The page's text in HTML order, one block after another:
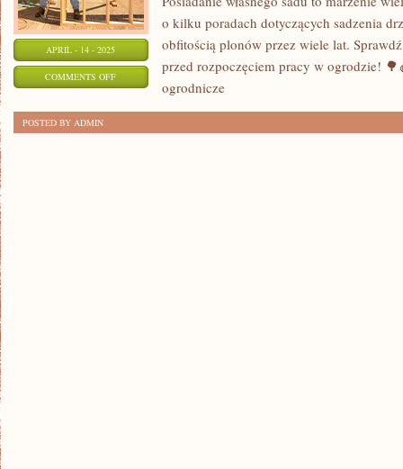
APRIL - 14 - 2025
COMMENTS OFFON
o kilku poradach dotyczących sadzenia
obfitością plonów przez wiele lat.
przed rozpoczęciem pracy w ogrodzie!
ogrodnicze
POSTED BY ADMIN